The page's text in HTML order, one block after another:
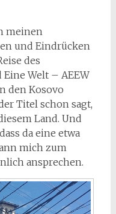
meinen
und Eindrücken
des
Eine Welt – AEEW
den Kosovo
Titel schon sagt,
Land. Und
da eine etwa
mich zum
ansprechen.